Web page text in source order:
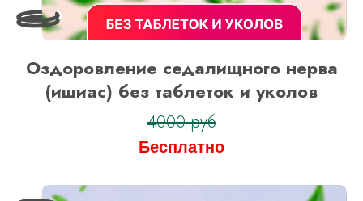
Оздоровление седалищного нерва
(ишиас) без таблеток и уколов
4000 руб
Бесплатно